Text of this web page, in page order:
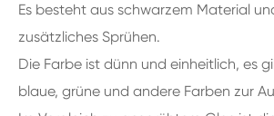
Es besteht aus schwarzem Material
zusätzliches Sprühen.
Die Farbe ist dünn und einheitlich, es
blaue, grüne und andere Farben zur